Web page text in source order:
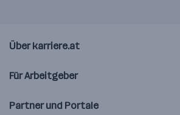
Über karriere.at
Für Arbeitgeber
Partner und Portale